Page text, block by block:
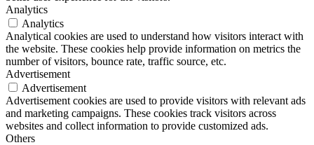
Analytics
Analytics
Analytical cookies are used to understand how visitors interact with
the website. These cookies help provide information on metrics the
number of visitors, bounce rate, traffic source, etc.
Advertisement
Advertisement
Advertisement cookies are used to provide visitors with relevant ads
and marketing campaigns. These cookies track visitors across
websites and collect information to provide customized ads.
Others